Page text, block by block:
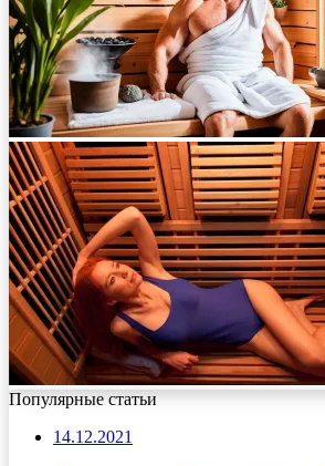
Популярные статьи
14.12.2021